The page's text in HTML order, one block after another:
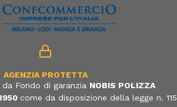
AGENZIA PROTETTA
Fondo di garanzia NOBIS POLIZZA
come da disposizione della legge n. 115